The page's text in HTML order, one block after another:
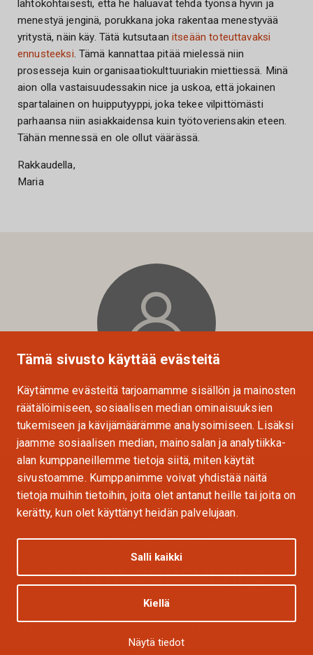
Tämä sivusto käyttää evästeitä
Käytämme evästeitä tarjoamamme sisällön ja mainosten
räätälöimiseen, sosiaalisen median ominaisuuksien
tukemiseen ja kävijämäärämme analysoimiseen. Lisäksi
jaamme sosiaalisen median, mainosalan ja analytiikka-
alan kumppaneillemme tietoja siitä, miten käytät
sivustoamme. Kumppanimme voivat yhdistää näitä
tietoja muihin tietoihin, joita olet antanut heille tai joita on
kerätty, kun olet käyttänyt heidän palvelujaan.
Salli kaikki
Kiellä
Näytä tiedot
lähtökohtaisesti, että he haluavat tehdä työnsä hyvin ja
menestyä jenginä, porukkana joka rakentaa menestyvää
yritystä, näin käy. Tätä kutsutaan itseään toteuttavaksi
ennusteeksi. Tämä kannattaa pitää mielessä niin
prosesseja kuin organisaatiokulttuuriakin miettiessä. Minä
aion olla vastaisuudessakin nice ja uskoa, että jokainen
spartalainen on huipputyyppi, joka tekee vilpittömästi
parhaansa niin asiakkaidensa kuin työtoveriensakin eteen.
Tähän mennessä en ole ollut väärässä.
Rakkaudella,
Maria
Spartan HR
Tietosuojaseloste
Rekrytoinnin tietosuojaseloste
Evästeiden hallinta